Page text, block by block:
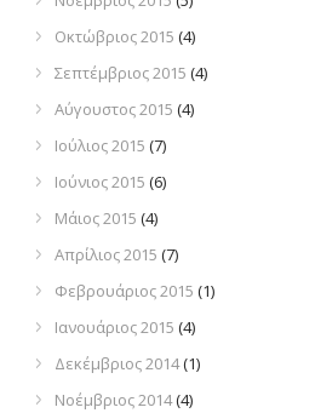
Οκτώβριος 2015 (4)
Σεπτέμβριος 2015 (4)
Αύγουστος 2015 (4)
Ιούλιος 2015 (7)
Ιούνιος 2015 (6)
Μάιος 2015 (4)
Απρίλιος 2015 (7)
Φεβρουάριος 2015 (1)
Ιανουάριος 2015 (4)
Δεκέμβριος 2014(1)
Νοέμβριος 2014(4)